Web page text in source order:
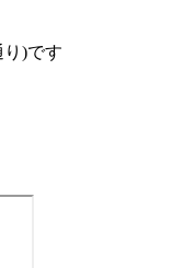
)です